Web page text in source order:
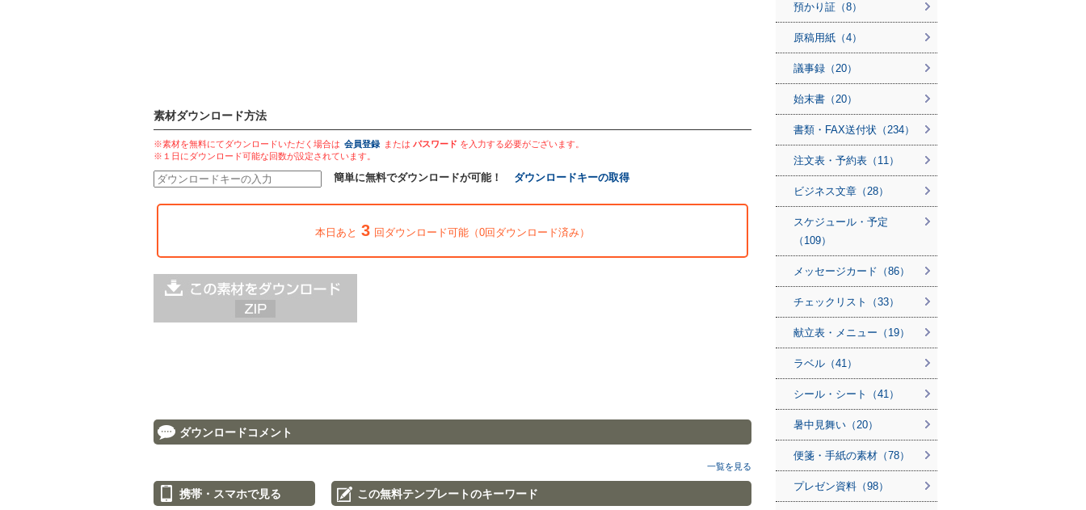
素材ダウンロード方法
※素材を無料にてダウンロードいただく場合は 会員登録 または パスワード を入力する必要がございます。
※１日にダウンロード可能な回数が設定されています。
簡単に無料でダウンロードが可能！ ダウンロードキーの取得
本日あと 3 回ダウンロード可能（0回ダウンロード済み）
ダウンロードコメント
一覧を見る
携帯・スマホで見る この無料テンプレートのキーワード
預かり証（8）
原稿用紙（4）
議事録（20）
始末書（20）
書類・FAX送付状（234）
注文表・予約表（11）
ビジネス文章（28）
スケジュール・予定
（109）
メッセージカード（86）
チェックリスト（33）
献立表・メニュー（19）
ラベル（41）
シール・シート（41）
暑中見舞い（20）
便箋・手紙の素材（78）
プレゼン資料（98）